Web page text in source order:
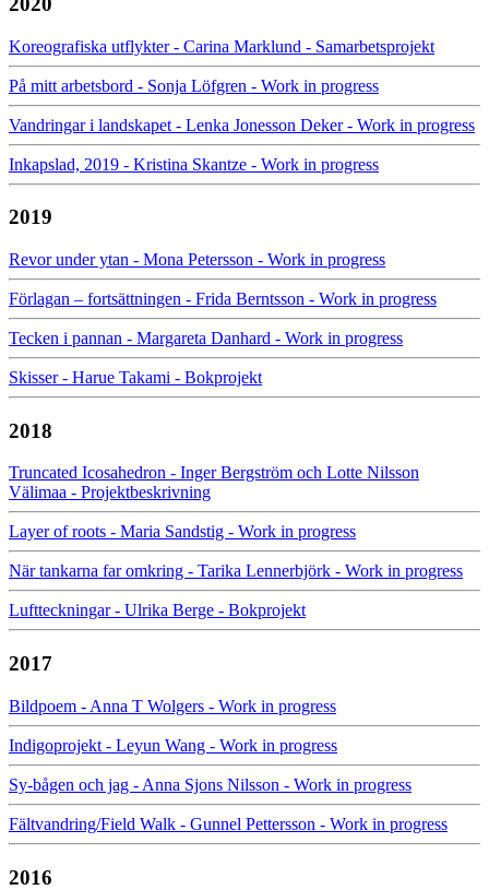
Koreografiska utflykter - Carina Marklund - Samarbetsprojekt
På mitt arbetsbord - Sonja Löfgren - Work in progress
Vandringar i landskapet - Lenka Jonesson Deker - Work in progress
Inkapslad, 2019 - Kristina Skantze - Work in progress
2019
Revor under ytan - Mona Petersson - Work in progress
Förlagan – fortsättningen - Frida Berntsson - Work in progress
Tecken i pannan - Margareta Danhard - Work in progress
Skisser - Harue Takami - Bokprojekt
2018
Truncated Icosahedron - Inger Bergström och Lotte Nilsson
Välimaa - Projektbeskrivning
Layer of roots - Maria Sandstig - Work in progress
När tankarna far omkring - Tarika Lennerbjörk - Work in progress
Luftteckningar - Ulrika Berge - Bokprojekt
2017
Bildpoem - Anna T Wolgers - Work in progress
Indigoprojekt - Leyun Wang - Work in progress
Sy-bågen och jag - Anna Sjons Nilsson - Work in progress
Fältvandring/Field Walk - Gunnel Pettersson - Work in progress
2016